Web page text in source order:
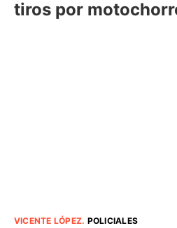
tiros por
VICENTE LÓPEZ. POLICIALES